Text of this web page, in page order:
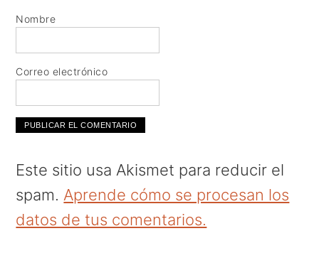
Nombre
Correo electrónico
Este sitio usa Akismet para reducir el
spam. Aprende cómo se procesan los
datos de tus comentarios.